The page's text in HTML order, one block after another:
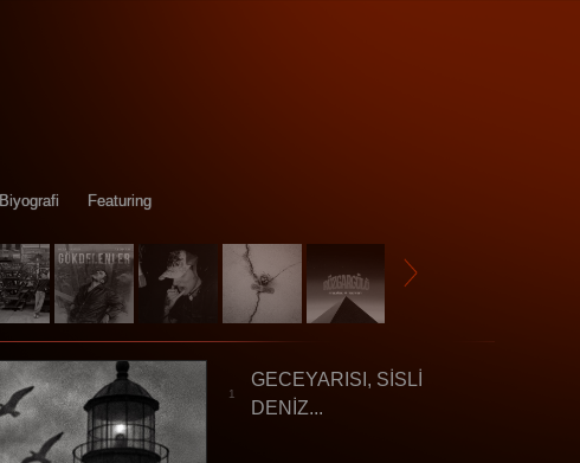
Biyografi Featuring
1
GECEYARISI, SİSLİ
DENİZ...